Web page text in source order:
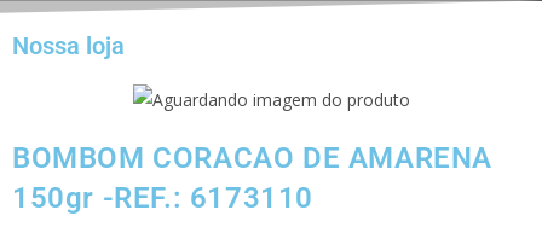
Nossa loja
BOMBOM CORACAO DE AMARENA
150gr -REF.: 6173110